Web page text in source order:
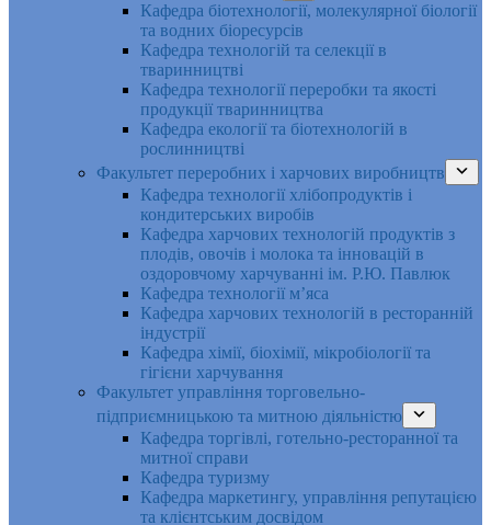
Кафедра біотехнології, молекулярної біології
та водних біоресурсів
Кафедра технологій та селекції в
тваринництві
Кафедра технології переробки та якості
продукції тваринництва
Кафедра екології та біотехнологій в
рослинництві
Факультет переробних і харчових виробництв
Кафедра технології хлібопродуктів і
кондитерських виробів
Кафедра харчових технологій продуктів з
плодів, овочів і молока та інновацій в
оздоровчому харчуванні ім. Р.Ю. Павлюк
Кафедра технології м’яса
Кафедра харчових технологій в ресторанній
індустрії
Кафедра хімії, біохімії, мікробіології та
гігієни харчування
Факультет управління торговельно-
підприємницькою та митною діяльністю
Кафедра торгівлі, готельно-ресторанної та
митної справи
Кафедра туризму
Кафедра маркетингу, управління репутацією
та клієнтським досвідом